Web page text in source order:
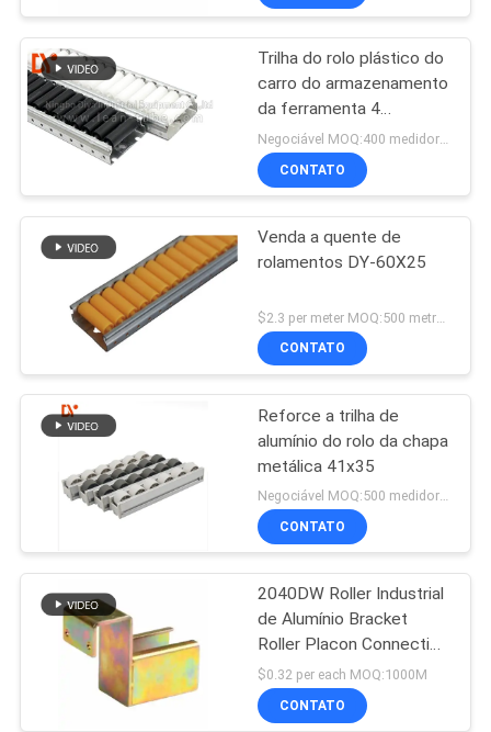
Tubulação magra
20
Conector de
alumínio da
tubulação
129
Acessórios para
tubos de alumínio
Trilha do rolo plástico do
carro do armazenamento
da ferramenta 4
medidores peso leve da
cor do comprimento de
multi
CONTATO
Venda a quente de
rolamentos DY-60X25
CONTATO
Reforce a trilha de
alumínio do rolo da chapa
metálica 41x35
Negociável MOQ:500 medidores
CONTATO
2040DW Roller Industrial
de Alumínio Bracket
Roller Placon Connection
Joint Roller Track
Connector Placon Fluent
strip System
$0.32 per each MOQ:1000M
CONTATO